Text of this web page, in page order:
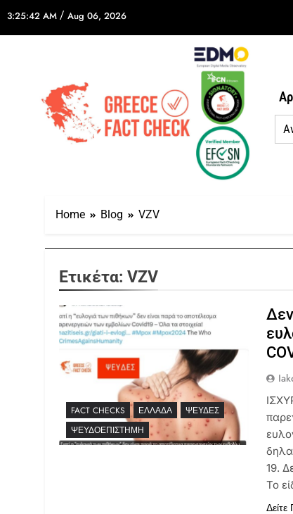
3:25:42 AM / Aug 06, 2026
Home Blog VZV
Ετικέτα: VZV
FACT CHECKS ΕΛΛΆΔΑ
ΨΕΥΔΈΣ
ΨΕΥΔΟΕΠΙΣΤΉΜΗ
19.
Το